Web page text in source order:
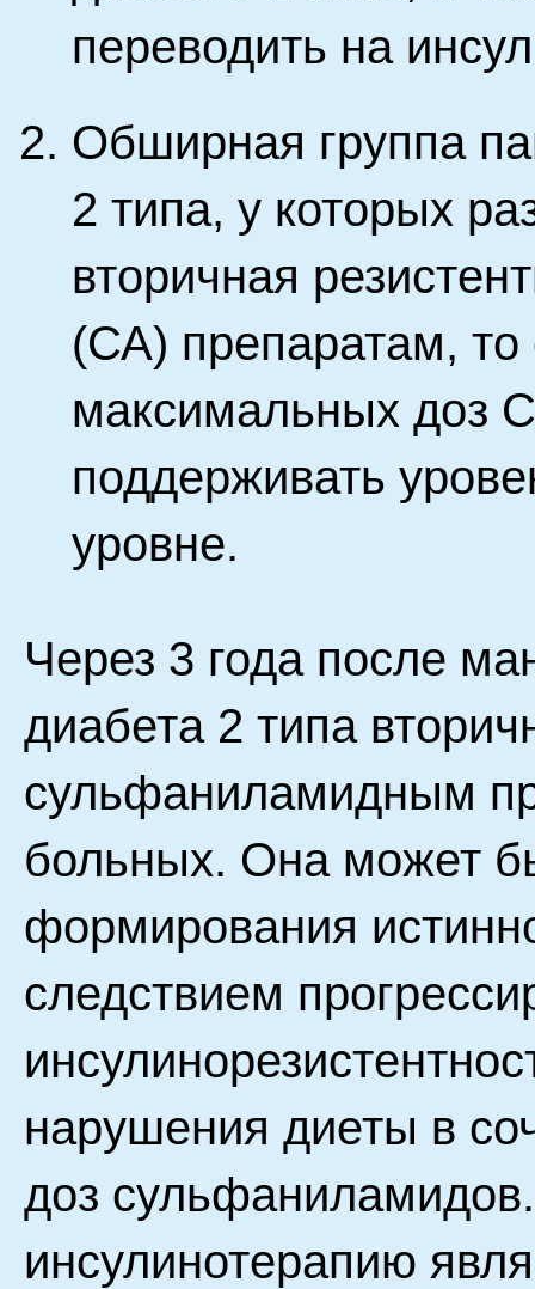
переводить на
Обширная группа
2 типа, у которых
вторичная
(СА) препаратам, то
максимальных доз
поддерживать
уровне.
Через 3 года после
диабета 2 типа
сульфаниламидным
больных. Она может
формирования
следствием
нарушения диеты в
доз
инсулинотерапию